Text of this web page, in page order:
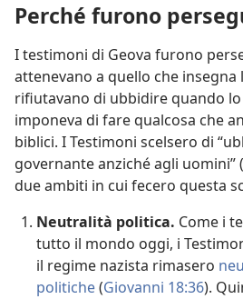
Perché furono
I testimoni di Geova furono
attenevano a quello che insegna
rifiutavano di ubbidire quando
imponeva di fare qualcosa che
biblici. I Testimoni scelsero di
governante anziché agli uomini” (
due ambiti in cui fecero questa
Neutralità politica. Come i
tutto il mondo oggi, i
il regime nazista rimasero
politiche(Giovanni 18:36).